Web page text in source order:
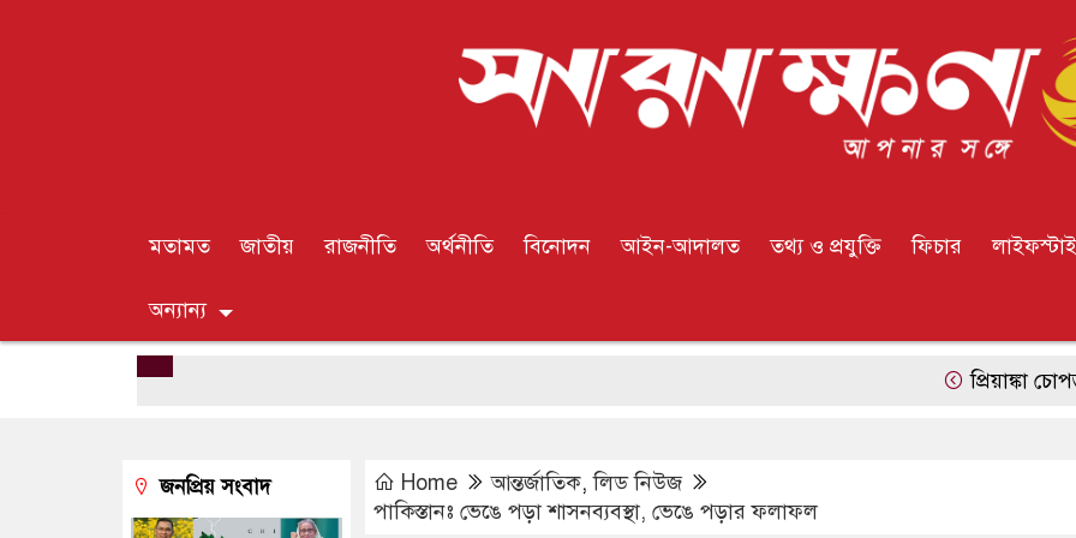
মতামত জাতীয় রাজনীতি অর্থনীতি বিনোদন আইন-আদালত তথ্য ও প্রযুক্তি ফিচার
অন্যান্য
প্রিয়াঙ্কা চোপড়া ও
Home আন্তর্জাতিক,লিড নিউজ
পাকিস্তানঃ ভেঙে পড়া শাসনব্যবস্থা, ভেঙে পড়ার ফলাফল
জনপ্রিয় সংবাদ